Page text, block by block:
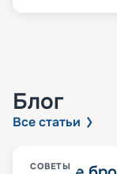
Блог
Все статьи
СОВЕТЫ